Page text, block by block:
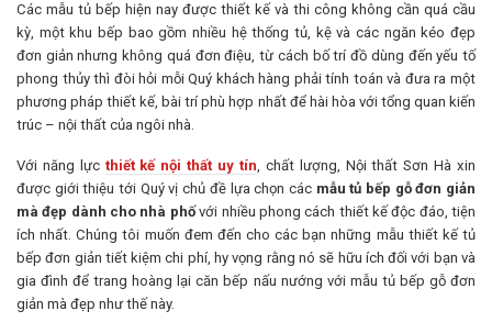
Các mẫu tủ bếp hiện nay được thiết kế và thi công không cần quá cầu
kỳ, một khu bếp bao gồm nhiều hệ thống tủ, kệ và các ngăn kéo đẹp
đơn giản nhưng không quá đơn điệu, từ cách bố trí đồ dùng đến yếu tố
phong thủy thì đòi hỏi mỗi Quý khách hàng phải tính toán và đưa ra một
phương pháp thiết kế, bài trí phù hợp nhất để hài hòa với tổng quan kiến
trúc – nội thất của ngôi nhà.
Với năng lực thiết kế nội thất uy tín, chất lượng, Nội thất Sơn Hà xin
được giới thiệu tới Quý vị chủ đề lựa chọn các mẫu tủ bếp gỗ đơn giản
mà đẹp dành cho nhà phốvới nhiều phong cách thiết kế độc đáo, tiện
ích nhất. Chúng tôi muốn đem đến cho các bạn những mẫu thiết kế tủ
bếp đơn giản tiết kiệm chi phí, hy vọng rằng nó sẽ hữu ích đối với bạn và
gia đình để trang hoàng lại căn bếp nấu nướng với mẫu tủ bếp gỗ đơn
giản mà đẹp như thế này.